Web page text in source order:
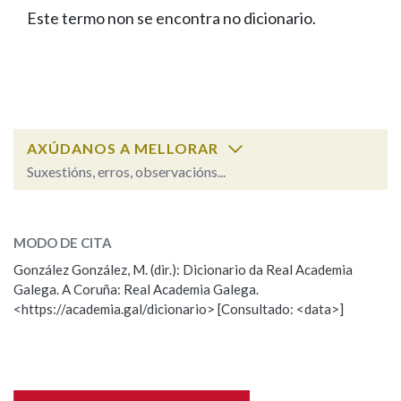
FIGURAS HOMENAXEADAS
PORTAL DAS PALABRAS
Facebook
TwitterYoutubeInstagram
Bluesky
BUSCAR NOS LEMAS
Remata por
BUSCAR NO CONTIDO
Nas definicións
Este termo non se encontra no dicionario.
AXÚDANOS A MELLORAR
Suxestións, erros, observacións...
Observación
Nome
MODO DE CITA
González González, M. (dir.): Dicionario da Real Academia
Galega. A Coruña: Real Academia Galega.
<https://academia.gal/dicionario> [Consultado: <data>]